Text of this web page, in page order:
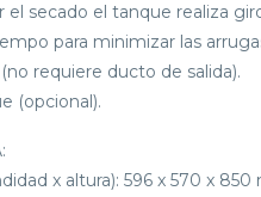
el secado el tanque realiza
para minimizar las
requiere ducto de salida).
(opcional).
x altura): 596 x 570 x 850